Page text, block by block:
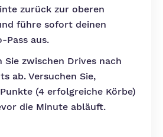
zurück zur oberen
führe sofort deinen
Pass aus.
Sie zwischen Drives nach
ab. Versuchen Sie,
(4 erfolgreiche Körbe)
die Minute abläuft.